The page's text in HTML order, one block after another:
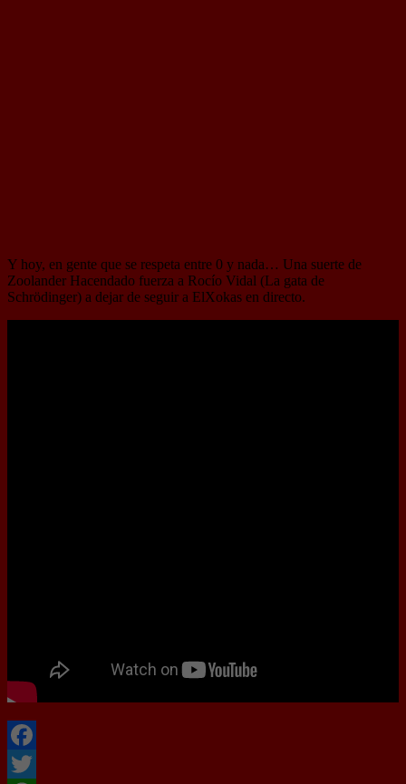
Y hoy, en gente que se respeta entre 0 y nada… Una suerte de
Zoolander Hacendado fuerza a Rocío Vidal (La gata de
Schrödinger) a dejar de seguir a ElXokas en directo.
Facebook